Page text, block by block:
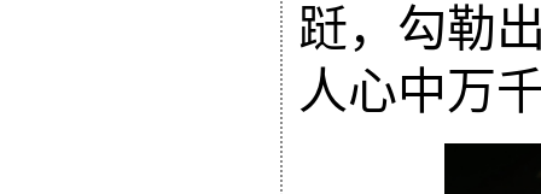
跹，勾勒
人心中万